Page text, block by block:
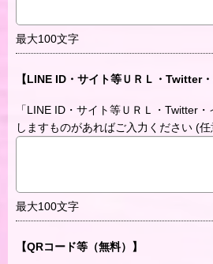
最大100文字
【LINE ID・サイト等ＵＲＬ・Twitter・
「LINE ID・サイト等ＵＲＬ・Twitter
しますものがあればご入力ください (任
最大100文字
【QRコード等（無料）】